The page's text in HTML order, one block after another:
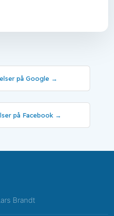
​på Google →
på Facebook​ →
Brandt​